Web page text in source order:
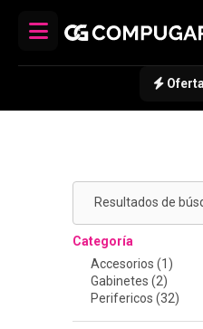
Resultados de
Categoría
Accesorios (1)
Gabinetes (2)
Perifericos (32)